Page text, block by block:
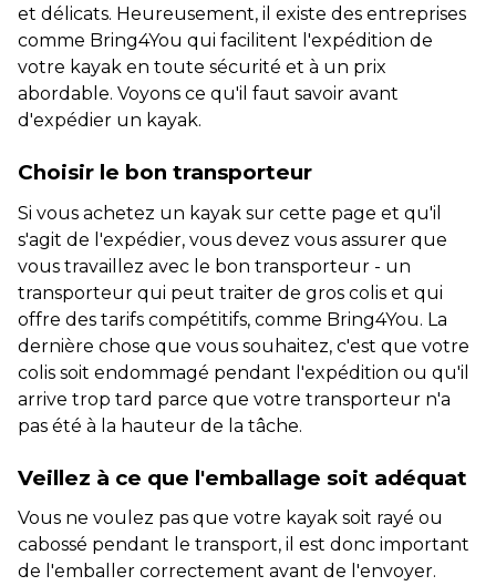
et délicats. Heureusement, il existe des entreprises
comme Bring4You qui facilitent l'expédition de
votre kayak en toute sécurité et à un prix
abordable. Voyons ce qu'il faut savoir avant
d'expédier un kayak.
Choisir le bon transporteur
Si vous achetez un kayak sur cette page et qu'il
s'agit de l'expédier, vous devez vous assurer que
vous travaillez avec le bon transporteur - un
transporteur qui peut traiter de gros colis et qui
offre des tarifs compétitifs, comme Bring4You. La
dernière chose que vous souhaitez, c'est que votre
colis soit endommagé pendant l'expédition ou qu'il
arrive trop tard parce que votre transporteur n'a
pas été à la hauteur de la tâche.
Veillez à ce que l'emballage soit adéquat
Vous ne voulez pas que votre kayak soit rayé ou
cabossé pendant le transport, il est donc important
de l'emballer correctement avant de l'envoyer.